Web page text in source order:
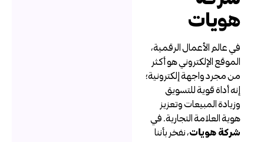
هويات
في عالم الأعمال الرقمية،
الموقع الإلكتروني هو أكثر
من مجرد واجهة إلكترونية؛
إنه أداة قوية للتسويق
وزيادة المبيعات وتعزيز
هوية العلامة التجارية. في
شركة هويات، نفخر بأننا